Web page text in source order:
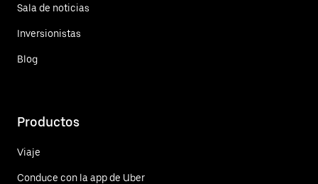
Sala de noticias
Inversionistas
Blog
Productos
Viaje
Conduce con la app de Uber